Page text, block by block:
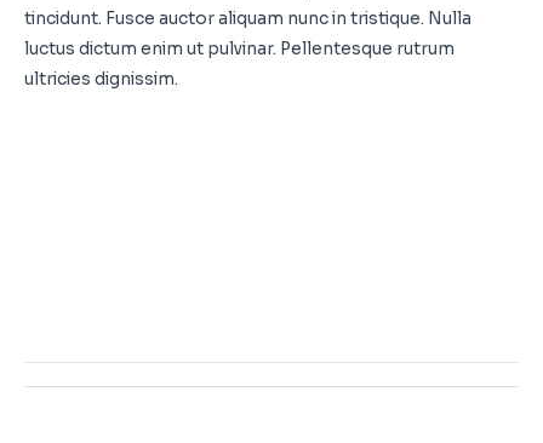
tincidunt. Fusce auctor aliquam nunc in tristique. Nulla
luctus dictum enim ut pulvinar. Pellentesque rutrum
ultricies dignissim.